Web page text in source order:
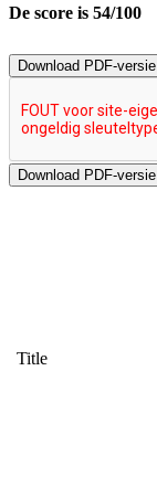
De score is 54/100
Download PDF-versie
Title